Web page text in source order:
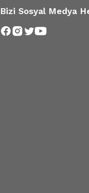
Bizi Sosyal Medya